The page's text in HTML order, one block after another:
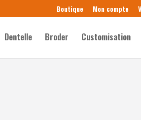
Boutique Mon compte
Dentelle Broder Customisation